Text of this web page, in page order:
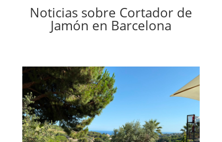
Noticias sobre Cortador de
Jamón en Barcelona